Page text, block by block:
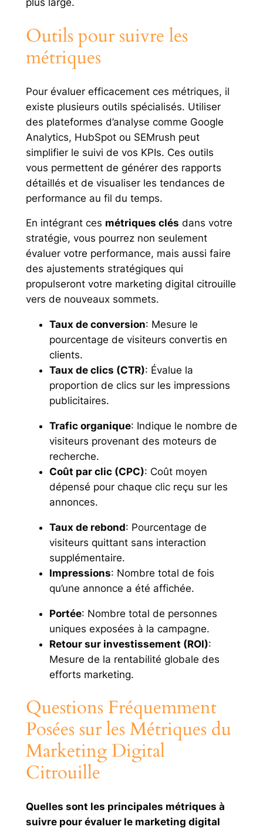
plus large.
Outils pour suivre les
métriques
Pour évaluer efficacement ces métriques, il
existe plusieurs outils spécialisés. Utiliser
des plateformes d’analyse comme Google
Analytics, HubSpot ou SEMrush peut
simplifier le suivi de vos KPIs. Ces outils
vous permettent de générer des rapports
détaillés et de visualiser les tendances de
performance au fil du temps.
En intégrant ces métriques clés dans votre
stratégie, vous pourrez non seulement
évaluer votre performance, mais aussi faire
des ajustements stratégiques qui
propulseront votre marketing digital citrouille
vers de nouveaux sommets.
Taux de conversion: Mesure le
pourcentage de visiteurs convertis en
clients.
Taux de clics (CTR): Évalue la
proportion de clics sur les impressions
publicitaires.
Trafic organique: Indique le nombre de
visiteurs provenant des moteurs de
recherche.
Coût par clic (CPC): Coût moyen
dépensé pour chaque clic reçu sur les
annonces.
Taux de rebond: Pourcentage de
visiteurs quittant sans interaction
supplémentaire.
Impressions: Nombre total de fois
qu’une annonce a été affichée.
Portée: Nombre total de personnes
uniques exposées à la campagne.
Retour sur investissement (ROI):
Mesure de la rentabilité globale des
efforts marketing.
Questions Fréquemment
Posées sur les Métriques du
Marketing Digital
Citrouille
Quelles sont les principales métriques à
suivre pour évaluer le marketing digital